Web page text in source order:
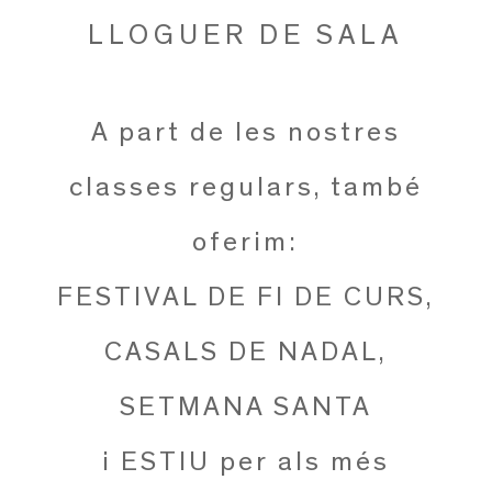
LLOGUER DE SALA
A part de les nostres
classes regulars, també
oferim:
FESTIVAL DE FI DE CURS,
CASALS DE NADAL,
SETMANA SANTA
i ESTIU per als més